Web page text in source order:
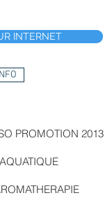
INTERNET
PROMOTION 2013